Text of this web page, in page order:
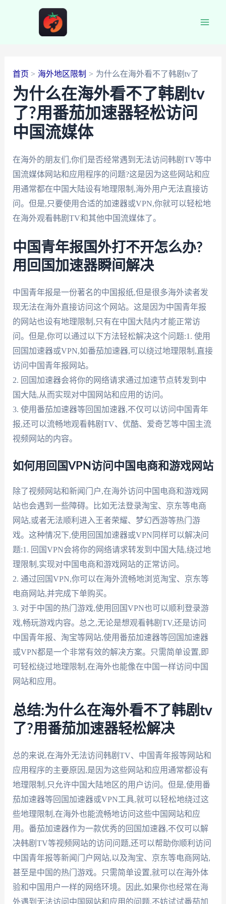
首页 海外地区限制 为什么在海外看不了韩剧tv了
为什么在海外看不了韩剧tv
了?用番茄加速器轻松访问
中国流媒体
在海外的朋友们,你们是否经常遇到无法访问韩剧TV等中
国流媒体网站和应用程序的问题?这是因为这些网站和应
用通常都在中国大陆设有地理限制,海外用户无法直接访
问。但是,只要使用合适的加速器或VPN,你就可以轻松地
在海外观看韩剧TV和其他中国流媒体了。
中国青年报国外打不开怎么办?
用回国加速器瞬间解决
中国青年报是一份著名的中国报纸,但是很多海外读者发
现无法在海外直接访问这个网站。这是因为中国青年报
的网站也设有地理限制,只有在中国大陆内才能正常访
问。但是,你可以通过以下方法轻松解决这个问题:1. 使用
回国加速器或VPN,如番茄加速器,可以绕过地理限制,直接
访问中国青年报网站。
2. 回国加速器会将你的网络请求通过加速节点转发到中
国大陆,从而实现对中国网站和应用的访问。
3. 使用番茄加速器等回国加速器,不仅可以访问中国青年
报,还可以流畅地观看韩剧TV、优酷、爱奇艺等中国主流
视频网站的内容。
如何用回国VPN访问中国电商和游戏网站
除了视频网站和新闻门户,在海外访问中国电商和游戏网
站也会遇到一些障碍。比如无法登录淘宝、京东等电商
网站,或者无法顺利进入王者荣耀、梦幻西游等热门游
戏。这种情况下,使用回国加速器或VPN同样可以解决问
题:1. 回国VPN会将你的网络请求转发到中国大陆,绕过地
理限制,实现对中国电商和游戏网站的正常访问。
2. 通过回国VPN,你可以在海外流畅地浏览淘宝、京东等
电商网站,并完成下单购买。
3. 对于中国的热门游戏,使用回国VPN也可以顺利登录游
戏,畅玩游戏内容。总之,无论是想观看韩剧TV,还是访问
中国青年报、淘宝等网站,使用番茄加速器等回国加速器
或VPN都是一个非常有效的解决方案。只需简单设置,即
可轻松绕过地理限制,在海外也能像在中国一样访问中国
网站和应用。
总结:为什么在海外看不了韩剧tv
了?用番茄加速器轻松解决
总的来说,在海外无法访问韩剧TV、中国青年报等网站和
应用程序的主要原因,是因为这些网站和应用通常都设有
地理限制,只允许中国大陆地区的用户访问。但是,使用番
茄加速器等回国加速器或VPN工具,就可以轻松地绕过这
些地理限制,在海外也能流畅地访问这些中国网站和应
用。番茄加速器作为一款优秀的回国加速器,不仅可以解
决韩剧TV等视频网站的访问问题,还可以帮助你顺利访问
中国青年报等新闻门户网站,以及淘宝、京东等电商网站,
甚至是中国的热门游戏。只需简单设置,就可以在海外体
验和中国用户一样的网络环境。因此,如果你也经常在海
外遇到无法访问中国网站和应用的问题,不妨试试番茄加